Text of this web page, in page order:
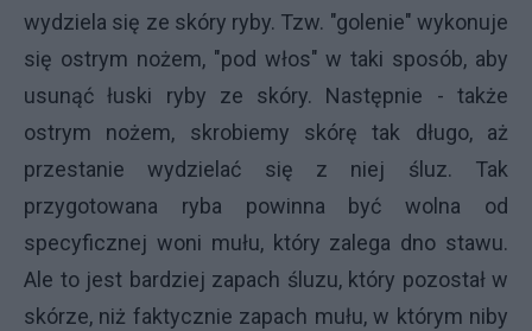
wydziela się ze skóry ryby. Tzw. "golenie" wykonuje
się ostrym nożem, "pod włos" w taki sposób, aby
usunąć łuski ryby ze skóry. Następnie - także
ostrym nożem, skrobiemy skórę tak długo, aż
przestanie wydzielać się z niej śluz. Tak
przygotowana ryba powinna być wolna od
specyficznej woni mułu, który zalega dno stawu.
Ale to jest bardziej zapach śluzu, który pozostał w
skórze, niż faktycznie zapach mułu, w którym niby